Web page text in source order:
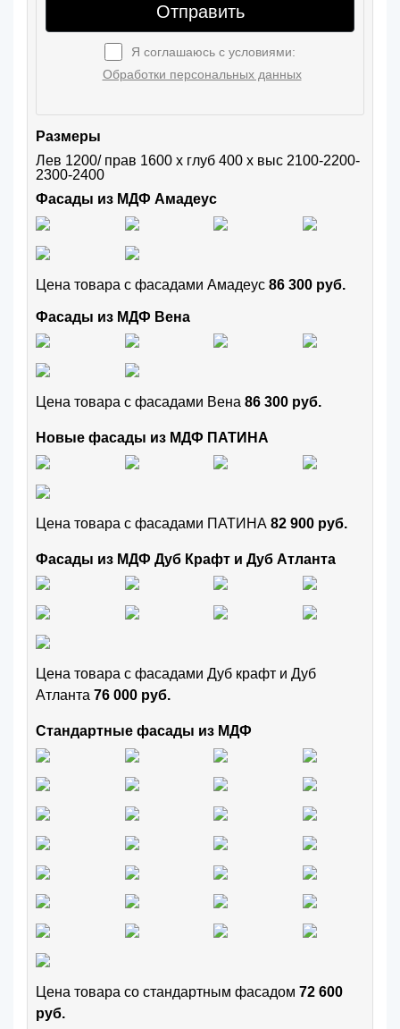
Отправить
Я соглашаюсь с условиями:
Обработки персональных данных
Размеры
Лев 1200/ прав 1600 х глуб 400 х выс 2100-2200-
2300-2400
Фасады из МДФ Амадеус
Цена товара с фасадами Амадеус 86 300 руб.
Фасады из МДФ Вена
Цена товара с фасадами Вена 86 300 руб.
Новые фасады из МДФ ПАТИНА
Цена товара с фасадами ПАТИНА 82 900 руб.
Фасады из МДФ Дуб Крафт и Дуб Атланта
Цена товара с фасадами Дуб крафт и Дуб
Атланта 76 000 руб.
Стандартные фасады из МДФ
Цена товара cо стандартным фасадом 72 600
руб.